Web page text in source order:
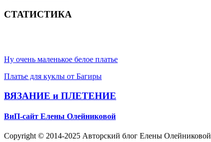
СТАТИСТИКА
Ну очень маленькое белое платье
Платье для куклы от Багиры
ВЯЗАНИЕ и ПЛЕТЕНИЕ
ВиП-сайт Елены Олейниковой
Copyright © 2014-2025 Авторский блог Елены Олейниковой